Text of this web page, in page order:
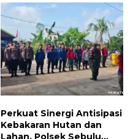
Paket Sabu
Perkuat Sinergi Antisipasi
Kebakaran Hutan dan
Lahan, Polsek Sebulu